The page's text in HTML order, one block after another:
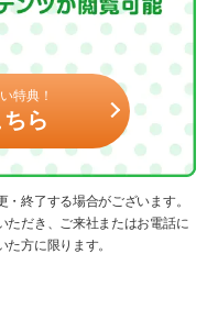
特典！
ら
終了する場合がございます。
だき、ご来社またはお電話に
方に限ります。